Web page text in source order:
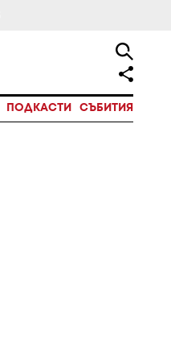
ПОДКАСТИ СЪБИТИЯ